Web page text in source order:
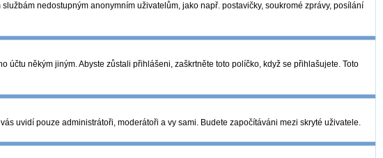
nedostupným anonymním uživatelům, jako např. postavičky, soukromé zprávy, posílání
účtu někým jiným. Abyste zůstali přihlášeni, zaškrtněte toto políčko, když se přihlašujete. Toto
uvidí pouze administrátoři, moderátoři a vy sami. Budete započítáváni mezi skryté uživatele.